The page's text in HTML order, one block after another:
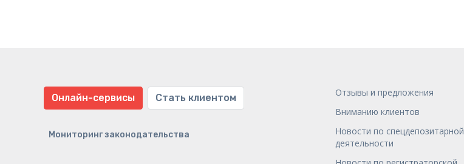
Онлайн-сервисы Стать клиентом
Мониторинг законодательства
Отзывы и предложения
Вниманию клиентов
Новости по спецдепозитарной
деятельности